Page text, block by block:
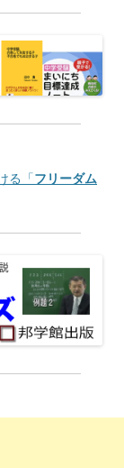
る「フリーダム